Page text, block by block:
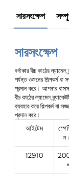
সারসংক্ষেপ
সারসংক্ষেপ
বর্গাকার বীচ কাঠের
পর্যন্ত ওজনের শিল্পকর্ম
প্রদান করে। আপনার
বীচ কাঠের ল্যামেল
ব্যবহার করে শিল্পকর্ম বা
প্রদান করে।
আইটেম
ন
12910